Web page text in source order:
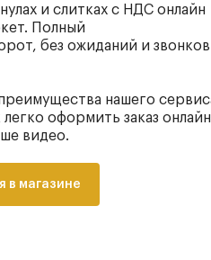
и слитках с НДС онлайн
Полный
без ожиданий и звонков
нашего
легко оформить заказ
видео.
в магазине